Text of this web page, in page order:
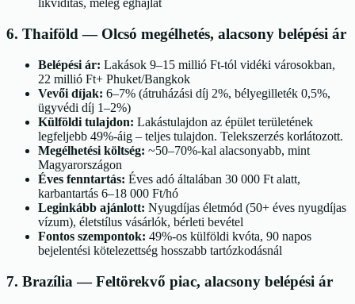
likviditás, meleg éghajlat
6. Thaiföld — Olcsó megélhetés, alacsony belépési ár
Belépési ár: Lakások 9–15 millió Ft-tól vidéki városokban,
22 millió Ft+ Phuket/Bangkok
Vevői díjak: 6–7% (átruházási díj 2%, bélyegilleték 0,5%,
ügyvédi díj 1–2%)
Külföldi tulajdon: Lakástulajdon az épület területének
legfeljebb 49%-áig – teljes tulajdon. Telekszerzés korlátozott.
Megélhetési költség: ~50–70%-kal alacsonyabb, mint
Magyarországon
Éves fenntartás: Éves adó általában 30 000 Ft alatt,
karbantartás 6–18 000 Ft/hó
Leginkább ajánlott: Nyugdíjas életmód (50+ éves nyugdíjas
vízum), életstílus vásárlók, bérleti bevétel
Fontos szempontok: 49%-os külföldi kvóta, 90 napos
bejelentési kötelezettség hosszabb tartózkodásnál
7. Brazília —Feltörekvő piac, alacsony belépési ár